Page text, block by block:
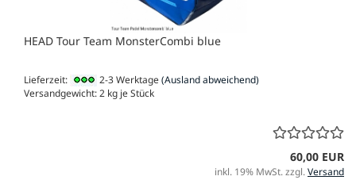
HEAD Tour Team MonsterCombi blue
Lieferzeit: 2-3 Werktage(Ausland abweichend)
Versandgewicht:2 kg je Stück
60,00 EUR
inkl. 19% MwSt. zzgl.Versand